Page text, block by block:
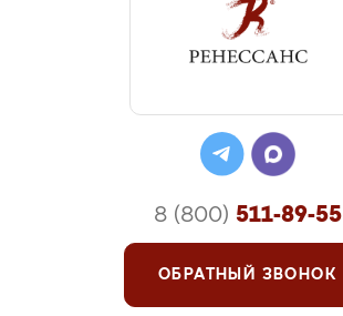
8 (800) 511-89-55
ОБРАТНЫЙ ЗВОНОК